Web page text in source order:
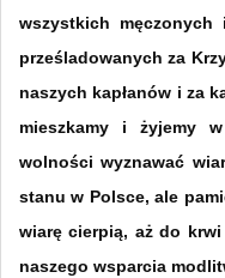
wszystkich
prześladowanych za
naszych kapłanów i za
mieszkamy i żyjemy
wolności wyznawać
stanu w Polsce, ale
wiarę cierpią, aż do
naszego wsparcia